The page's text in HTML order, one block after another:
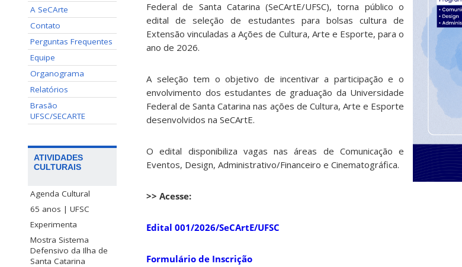
A SeCArte
Contato
Perguntas Frequentes
Equipe
Organograma
Relatórios
Brasão
UFSC/SECARTE
ATIVIDADES
CULTURAIS
Agenda Cultural
65 anos | UFSC
Experimenta
Mostra Sistema
Defensivo da Ilha de
Santa Catarina
Federal de Santa Catarina (SeCArtE/UFSC), torna público o
edital de seleção de estudantes para bolsas cultura de
Extensão vinculadas a Ações de Cultura, Arte e Esporte, para o
ano de 2026.
A seleção tem o objetivo de incentivar a participação e o
envolvimento dos estudantes de graduação da Universidade
Federal de Santa Catarina nas ações de Cultura, Arte e Esporte
desenvolvidos na SeCArtE.
O edital disponibiliza vagas nas áreas de Comunicação e
Eventos, Design, Administrativo/Financeiro e Cinematográfica.
>> Acesse:
Edital 001/2026/SeCArtE/UFSC
Formulário de Inscrição